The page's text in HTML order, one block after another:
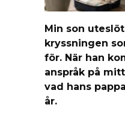
Min son
kryssningen
för. När han
anspråk på
vad hans
år.